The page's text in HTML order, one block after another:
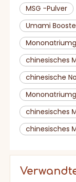
MSG -Pulver
Umami
chinesisches
chinesische
chinesisches
chinesisches